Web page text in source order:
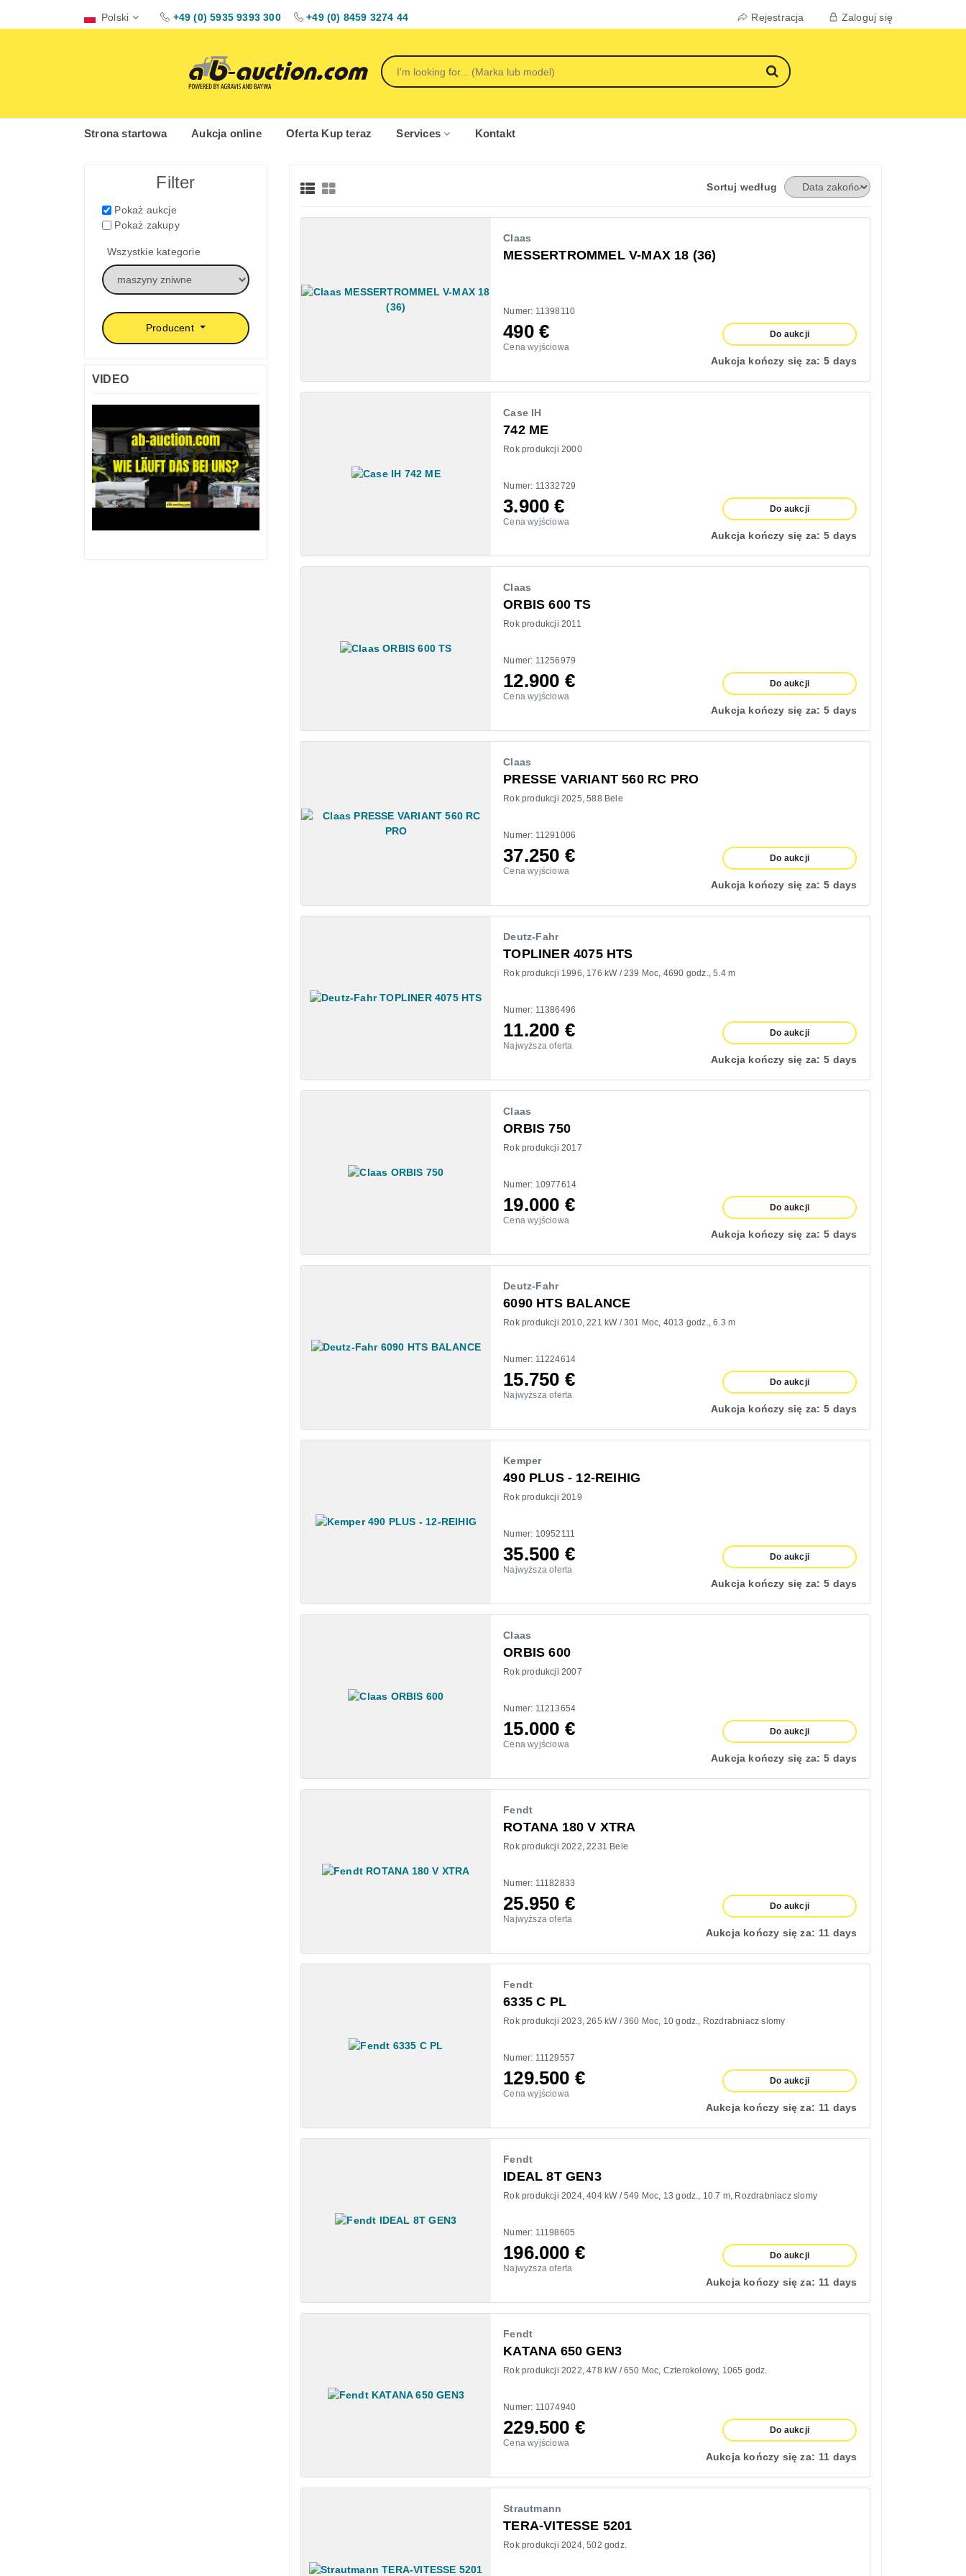
Polski +49 (0) 5935 9393 300 +49 (0) 8459 3274 44 Rejestracja Zaloguj się
Strona startowa Aukcja online Oferta Kup teraz Services Kontakt
Filter
Pokaż aukcje
Pokaż zakupy
Wszystkie kategorie
Producent
VIDEO
Sortuj według
Claas
MESSERTROMMEL V-MAX 18 (36)
Numer: 11398110
490 €
Cena wyjściowa
Do aukcji
Aukcja kończy się za: 5 days
Case IH
742 ME
Rok produkcji 2000
Numer: 11332729
3.900€
Cena wyjściowa
Do aukcji
Aukcja kończy się za: 5 days
Claas
ORBIS 600 TS
Rok produkcji 2011
Numer: 11256979
12.900 €
Cena wyjściowa
Do aukcji
Aukcja kończy się za: 5 days
Claas
PRESSE VARIANT 560 RC PRO
Rok produkcji 2025 588 Bele
Numer: 11291006
37.250 €
Cena wyjściowa
Do aukcji
Aukcja kończy się za: 5 days
Deutz-Fahr
TOPLINER 4075 HTS
Rok produkcji 1996 176 kW / 239 Moc 4690 godz. 5.4 m
Numer: 11386496
11.200 €
Najwyższa oferta
Do aukcji
Aukcja kończy się za: 5 days
Claas
ORBIS 750
Rok produkcji 2017
Numer: 10977614
19.000 €
Cena wyjściowa
Do aukcji
Aukcja kończy się za: 5 days
Deutz-Fahr
6090 HTS BALANCE
Rok produkcji 2010 221 kW / 301 Moc 4013 godz. 6.3 m
Numer: 11224614
15.750 €
Najwyższa oferta
Do aukcji
Aukcja kończy się za: 5 days
Kemper
490 PLUS - 12-REIHIG
Rok produkcji 2019
Numer: 10952111
35.500 €
Najwyższa oferta
Do aukcji
Aukcja kończy się za: 5 days
Claas
ORBIS 600
Rok produkcji 2007
Numer: 11213654
15.000 €
Cena wyjściowa
Do aukcji
Aukcja kończy się za: 5 days
Fendt
ROTANA 180 V XTRA
Rok produkcji 2022 2231 Bele
Numer: 11182833
25.950 €
Najwyższa oferta
Do aukcji
Aukcja kończy się za: 11 days
Fendt
6335 C PL
Rok produkcji 2023 265 kW / 360 Moc 10 godz. Rozdrabniacz slomy
Numer: 11129557
129.500 €
Cena wyjściowa
Do aukcji
Aukcja kończy się za: 11 days
Fendt
IDEAL 8T GEN3
Rok produkcji 2024 404 kW / 549 Moc 13 godz. 10.7 m Rozdrabniacz slomy
Numer: 11198605
196.000 €
Najwyższa oferta
Do aukcji
Aukcja kończy się za: 11 days
Fendt
KATANA 650 GEN3
Rok produkcji 2022 478 kW / 650 Moc Czterokolowy 1065 godz.
Numer: 11074940
229.500 €
Cena wyjściowa
Do aukcji
Aukcja kończy się za: 11 days
Strautmann
TERA-VITESSE 5201
Rok produkcji 2024 502 godz.